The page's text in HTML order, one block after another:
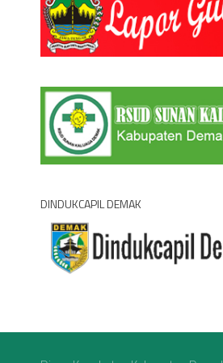
DINDUKCAPIL DEMAK